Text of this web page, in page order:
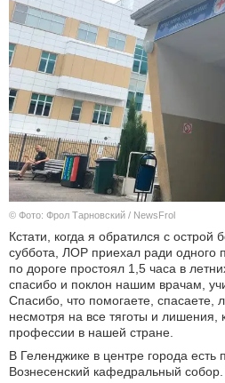
© Фото: Фрол Тарновский / NewsFrol
Кстати, когда я обратился с острой
суббота, ЛОР приехал ради одного
по дороге простоял 1,5 часа в
спасибо и поклон нашим врачам,
Спасибо, что помогаете, спасаете,
несмотря на все тяготы и лишения,
профессии в нашей стране.
В Геленджике в центре города есть
Вознесенский кафедральный